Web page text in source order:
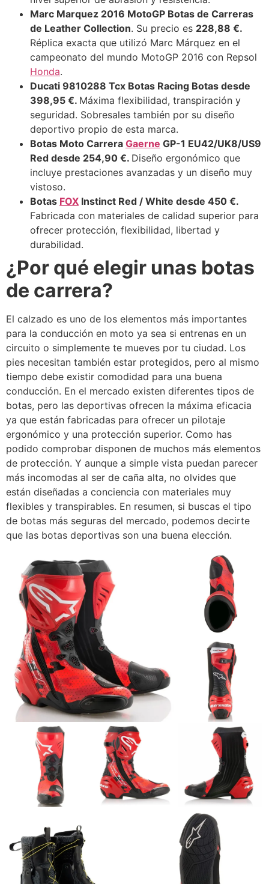
Marc Marquez 2016 MotoGP Botas de Carreras
de Leather Collection. Su precio es 228,88 €.
Réplica exacta que utilizó Marc Márquez en el
campeonato del mundo MotoGP 2016 con Repsol
Honda.
Ducati 9810288 Tcx Botas Racing Botas desde
398,95 €. Máxima flexibilidad, transpiración y
seguridad. Sobresales también por su diseño
deportivo propio de esta marca.
Botas Moto Carrera Gaerne GP-1 EU42/UK8/US9
Red desde 254,90 €. Diseño ergonómico que
incluye prestaciones avanzadas y un diseño muy
vistoso.
Botas FOX Instinct Red / White desde 450 €.
Fabricada con materiales de calidad superior para
ofrecer protección, flexibilidad, libertad y
durabilidad.
¿Por qué elegir unas botas
de carrera?
El calzado es uno de los elementos más importantes
para la conducción en moto ya sea si entrenas en un
circuito o simplemente te mueves por tu ciudad. Los
pies necesitan también estar protegidos, pero al mismo
tiempo debe existir comodidad para una buena
conducción. En el mercado existen diferentes tipos de
botas, pero las deportivas ofrecen la máxima eficacia
ya que están fabricadas para ofrecer un pilotaje
ergonómico y una protección superior. Como has
podido comprobar disponen de muchos más elementos
de protección. Y aunque a simple vista puedan parecer
más incomodas al ser de caña alta, no olvides que
están diseñadas a conciencia con materiales muy
flexibles y transpirables. En resumen, si buscas el tipo
de botas más seguras del mercado, podemos decirte
que las botas deportivas son una buena elección.